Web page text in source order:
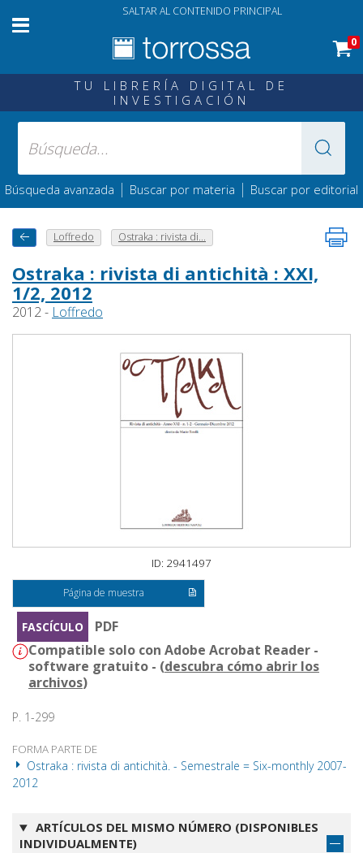
SALTAR AL CONTENIDO PRINCIPAL
0
TU LIBRERÍA DIGITAL DE
INVESTIGACIÓN
Búsqueda avanzada | Buscar por materia | Buscar por editorial
Loffredo Ostraka : rivista di...
Ostraka : rivista di antichità : XXI,
1/2, 2012
2012 - Loffredo
ID: 2941497
Página de muestra
FASCÍCULO
PDF
Compatible solo con Adobe Acrobat Reader -
software gratuito - (descubra cómo abrir los
archivos)
P. 1-299
FORMA PARTE DE
Ostraka : rivista di antichità. - Semestrale = Six-monthly 2007-
2012
ARTÍCULOS DEL MISMO NÚMERO (DISPONIBLES
INDIVIDUALMENTE)